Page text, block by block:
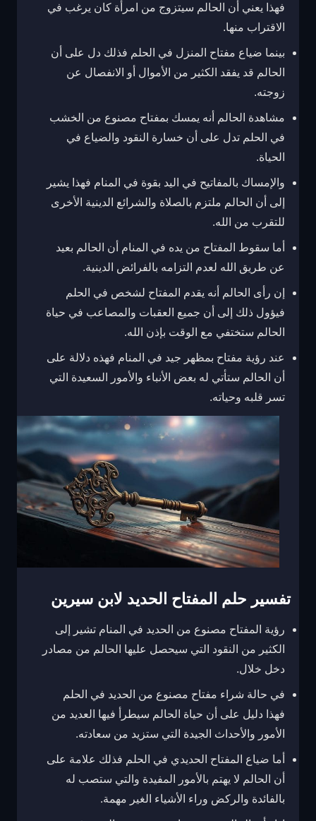
فهذا يعني أن الحالم سيتزوج من امرأة كان يرغب في
الاقتراب منها.
بينما ضياع مفتاح المنزل في الحلم فذلك دل على أن
الحالم قد يفقد الكثير من الأموال أو الانفصال عن
زوجته.
مشاهدة الحالم أنه يمسك بمفتاح مصنوع من الخشب
في الحلم تدل على أن خسارة النقود والضياع في
الحياة.
والإمساك بالمفاتيح في اليد بقوة في المنام فهذا يشير
إلى أن الحالم ملتزم بالصلاة والشرائع الدينية الأخرى
للتقرب من الله.
أما سقوط المفتاح من يده في المنام أن الحالم بعيد
عن طريق الله لعدم التزامه بالفرائض الدينية.
إن رأى الحالم أنه يقدم المفتاح لشخص في الحلم
فيؤول ذلك إلى أن جميع العقبات والمصاعب في حياة
الحالم ستختفي مع الوقت بإذن الله.
عند رؤية مفتاح بمظهر جيد في المنام فهذه دلالة على
أن الحالم ستأتي له بعض الأنباء والأمور السعيدة التي
تسر قلبه وحياته.
تفسير حلم المفتاح الحديد لابن سيرين
رؤية المفتاح مصنوع من الحديد في المنام تشير إلى
الكثير من النقود التي سيحصل عليها الحالم من مصادر
دخل خلال.
في حالة شراء مفتاح مصنوع من الحديد في الحلم
فهذا دليل على أن حياة الحالم سيطرأ فيها العديد من
الأمور والأحداث الجيدة التي ستزيد من سعادته.
أما ضياع المفتاح الحديدي في الحلم فذلك علامة على
أن الحالم لا يهتم بالأمور المفيدة والتي ستصب له
بالفائدة والركض وراء الأشياء الغير مهمة.